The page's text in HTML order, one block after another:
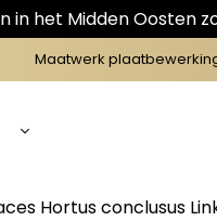
in het Midden Oosten
Maatwerk
Hortus conclusus